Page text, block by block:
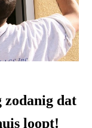
zodanig dat
loopt!